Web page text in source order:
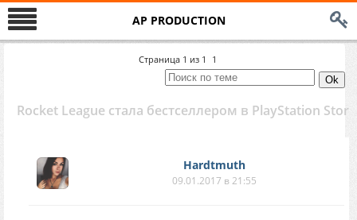
AP PRODUCTION
Страница 1 из 1 1
Rocket League стала бестселлером в PlayStation Store
Hardtmuth
09.01.2017 в 21:55